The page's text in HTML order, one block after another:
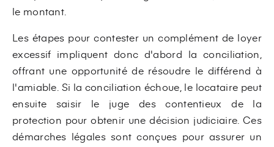
le montant.
Les étapes pour contester un complément de loyer
excessif impliquent donc d'abord la conciliation,
offrant une opportunité de résoudre le différend à
l'amiable. Si la conciliation échoue, le locataire peut
ensuite saisir le juge des contentieux de la
protection pour obtenir une décision judiciaire. Ces
démarches légales sont conçues pour assurer un